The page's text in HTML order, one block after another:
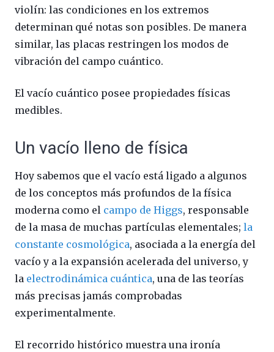
violín: las condiciones en los extremos
determinan qué notas son posibles. De manera
similar, las placas restringen los modos de
vibración del campo cuántico.
El vacío cuántico posee propiedades físicas
medibles.
Un vacío lleno de física
Hoy sabemos que el vacío está ligado a algunos
de los conceptos más profundos de la física
moderna como el campo de Higgs, responsable
de la masa de muchas partículas elementales; la
constante cosmológica, asociada a la energía del
vacío y a la expansión acelerada del universo, y
la electrodinámica cuántica, una de las teorías
más precisas jamás comprobadas
experimentalmente.
El recorrido histórico muestra una ironía